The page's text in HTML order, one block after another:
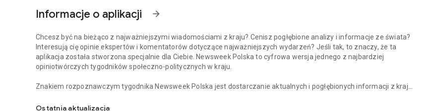
Informacje o aplikacji arrow_forward
Chcesz być na bieżąco z najważniejszymi wiadomościami z kraju? Cenisz pogłębione analizy i informacje ze świata?
Interesują cię opinie ekspertów i komentatorów dotyczące najważniejszych wydarzeń? Jeśli tak, to znaczy, że ta
aplikacja została stworzona specjalnie dla Ciebie. Newsweek Polska to cyfrowa wersja jednego z najbardziej
opiniotwórczych tygodników społeczno-politycznych w kraju.
Znakiem rozpoznawczym tygodnika Newsweek Polska jest dostarczanie aktualnych i pogłębionych informacji z kraju
Tygodnik Newsweek Polska to także wywiady z autorytetami i ciekawymi osobowościami na temat procesów oraz
Ostatnia aktualizacja